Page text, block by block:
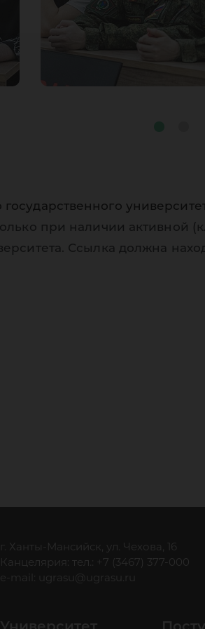
при наличии активной
Ссылка должна
г. Ханты-Мансийск, ул. Чехова, 16
Канцелярия: тел.: +7 (3467) 377-000
e-mail:
ugrasu@ugrasu.ru